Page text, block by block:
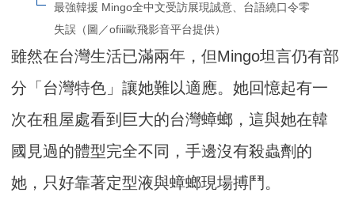
最強韓援 Mingo全中文受訪展現誠意、台語繞口令零
失誤（圖／ofiii歐飛影音平台提供）
雖然在台灣生活已滿兩年，但Mingo坦言仍有部
分「台灣特色」讓她難以適應。她回憶起有一
次在租屋處看到巨大的台灣蟑螂，這與她在韓
國見過的體型完全不同，手邊沒有殺蟲劑的
她，只好靠著定型液與蟑螂現場搏鬥。